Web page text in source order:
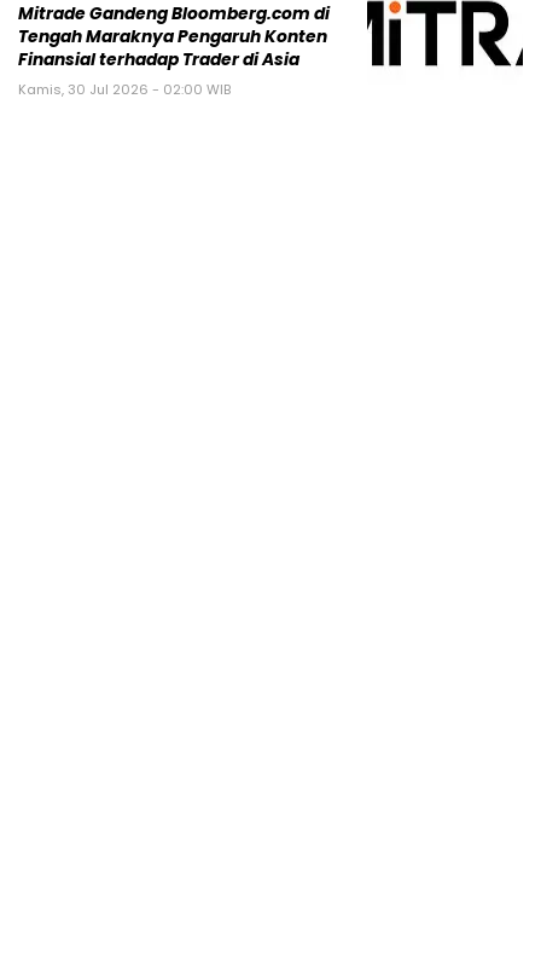
Mitrade Gandeng Bloomberg.com di
Tengah Maraknya Pengaruh Konten
Finansial terhadap Trader di Asia
Kamis, 30 Jul 2026 - 02:00 WIB